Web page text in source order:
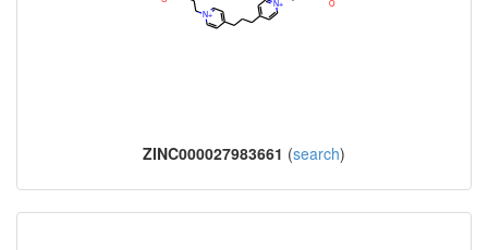
ZINC000027983661 (search)